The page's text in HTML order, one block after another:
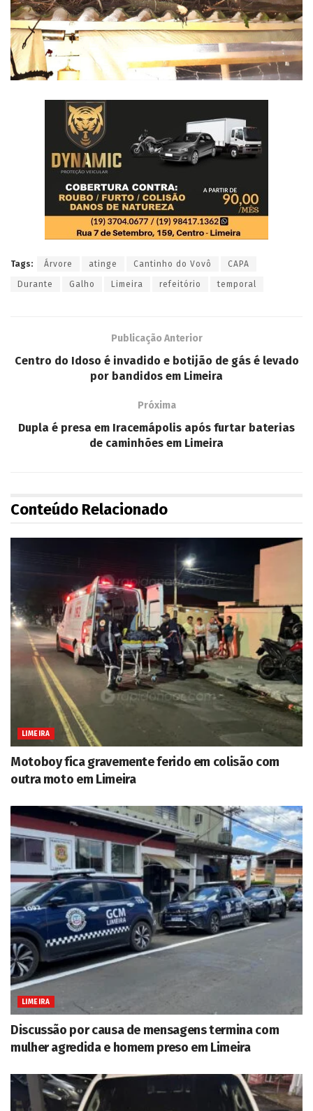
Tags: Árvore atinge Cantinho do Vovô CAPA
Durante Galho Limeira refeitório temporal
Publicação Anterior
Centro do Idoso é invadido e botijão de gás é levado
por bandidos em Limeira
Próxima
Dupla é presa em Iracemápolis após furtar baterias
de caminhões em Limeira
Conteúdo Relacionado
LIMEIRA
Motoboy fica gravemente ferido em colisão com
outra moto em Limeira
LIMEIRA
Discussão por causa de mensagens termina com
mulher agredida e homem preso em Limeira